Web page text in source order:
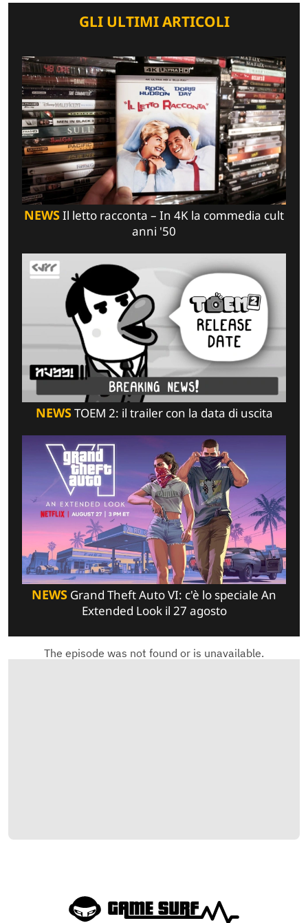
GLI ULTIMI ARTICOLI
NEWSIl letto racconta – In 4K la commedia cult
anni '50
NEWSTOEM 2: il trailer con la data di uscita
NEWS Grand Theft Auto VI: c'è lo speciale An
Extended Look il 27 agosto